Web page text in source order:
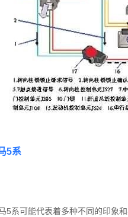
5系
5系可能代表着多种不同的印象